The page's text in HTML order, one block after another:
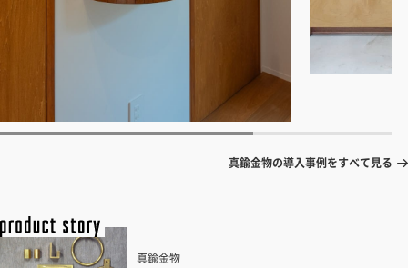
真鍮金物の導入事例をすべて見る
真鍮金物